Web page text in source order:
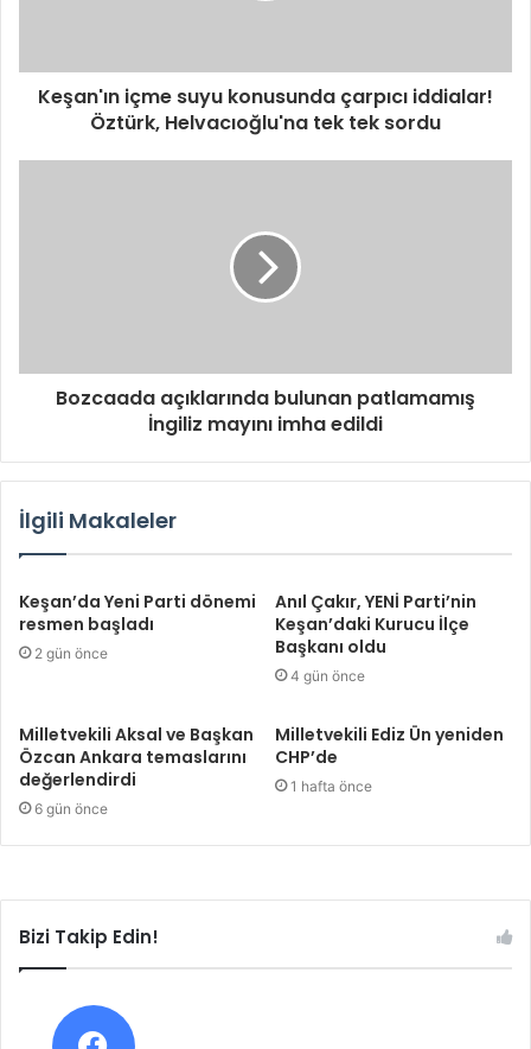
Keşan'ın içme suyu konusunda çarpıcı iddialar!
Öztürk, Helvacıoğlu'na tek tek sordu
Bozcaada açıklarında bulunan patlamamış
İngiliz mayını imha edildi
İlgili Makaleler
Keşan’da Yeni Parti dönemi
resmen başladı
2 gün önce
Anıl Çakır, YENİ Parti’nin
Keşan’daki Kurucu İlçe
Başkanı oldu
4 gün önce
Milletvekili Aksal ve Başkan
Özcan Ankara temaslarını
değerlendirdi
6 gün önce
Milletvekili Ediz Ün yeniden
CHP’de
1 hafta önce
Bizi Takip Edin!